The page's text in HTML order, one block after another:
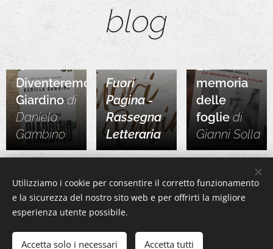
blog
Diventeremo
Giardinodi
Daniela
Gambino
14.07.2026
Fuori
Pagina -
Rassegna
Letteraria
La
memoria
delle
foglie di
GianniSolla
https://www.instagram.com/raccontarerosi/
Utilizziamo i cookie per consentire il corretto funzionamento
e la sicurezza del nostro sito web e per offrirti la migliore
esperienza utente possibile.
Accetta solo i necessari Accetta tutti